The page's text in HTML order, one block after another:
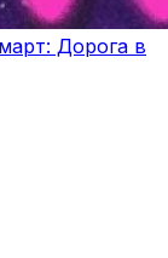
Дорога в